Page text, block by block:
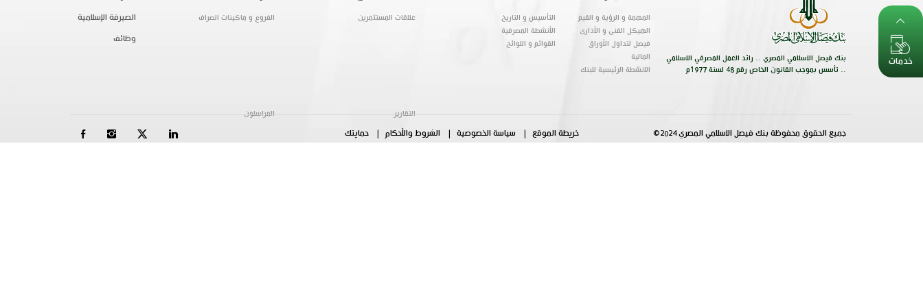
بنك فيصل الاسلامي المصري .. رائد العمل المصرفي الاسلامي
.. تأسس بموجب القانون الخاص رقم 48 لسنة 1977م
المهمة و الرؤية و القيم
التأسيس و التاريخ
الهيكل الفنى و الأدارى
الأنشطة المصرفية
فيصل لتداول الأوراق
المالية
القوائم و اللوائح
الانشطة الرئيسية للبنك
علاقات المستثمرين
التقارير
الفروع و ماكينات الصراف
المراسلون
الصيرفة الإسلامية
وظائف
جميع الحقوق محفوظة بنك فيصل الاسلامي المصري 2024© خريطة الموقع سياسة الخصوصية الشروط والأحكام
حمايتك
خدمات